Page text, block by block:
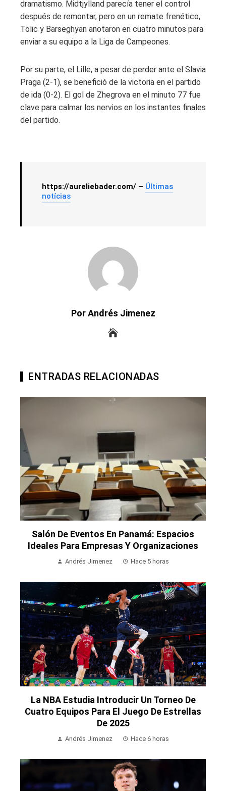
dramatismo. Midtjylland parecía tener el control
después de remontar, pero en un remate frenético,
Tolic y Barseghyan anotaron en cuatro minutos para
enviar a su equipo a la Liga de Campeones.
Por su parte, el Lille, a pesar de perder ante el Slavia
Praga (2-1), se benefició de la victoria en el partido
de ida (0-2). El gol de Zhegrova en el minuto 77 fue
clave para calmar los nervios en los instantes finales
del partido.
https://aureliebader.com/ – Últimas
notícias
Por Andrés Jimenez
ENTRADAS RELACIONADAS
Salón De Eventos En Panamá: Espacios
Ideales Para Empresas Y Organizaciones
Andrés Jimenez Hace 5 horas
La NBA Estudia Introducir Un Torneo De
Cuatro Equipos Para El Juego De Estrellas
De 2025
Andrés Jimenez Hace 6 horas